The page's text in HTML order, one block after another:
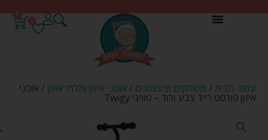
0
עמוד הבית / משחקים וצעצועים / אופני איזון ותלתי אופן / אופני
איזון פורסט רייד צבע ורוד – טוויגי Twigy